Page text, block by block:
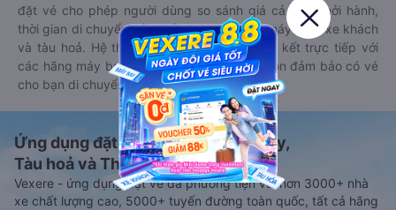
đặt vé cho phép người dùng so sánh giá cả, giờ khởi hành,
thời gian di chuyển của nhiều phương tiện máy bay, xe khách
và tàu hoả. Hệ thống của Goyolo được liên kết trực tiếp với
các hãng máy bay, xe khách và tàu hoả, luôn đảm bảo có vé
cho bạn di chuyển.
Ứng dụng đặt vé Xe khách, Máy bay,
Tàu hoả và Thuê xe
Vexere - ứng dụng đặt vé đa phương tiện với hơn 3000+ nhà
xe chất lượng cao, 5000+ tuyến đường toàn quốc, tất cả hãng